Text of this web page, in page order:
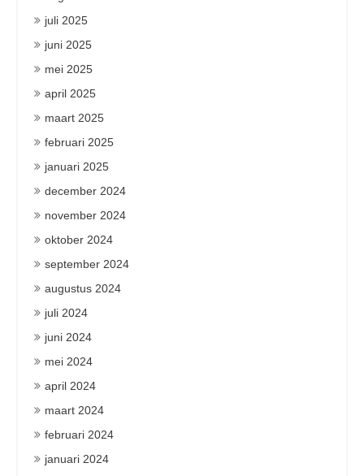
juli 2025
juni 2025
mei 2025
april 2025
maart 2025
februari 2025
januari 2025
december 2024
november 2024
oktober 2024
september 2024
augustus 2024
juli 2024
juni 2024
mei 2024
april 2024
maart 2024
februari 2024
januari 2024